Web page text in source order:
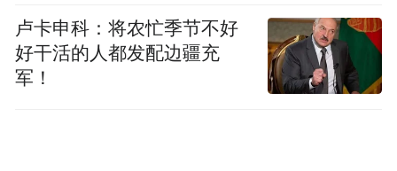
卢卡申科：将农忙季节不好
好干活的人都发配边疆充
军！